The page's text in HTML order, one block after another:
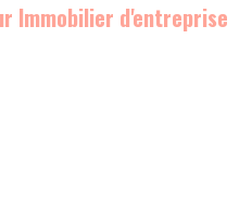
Immobilier d'entreprise